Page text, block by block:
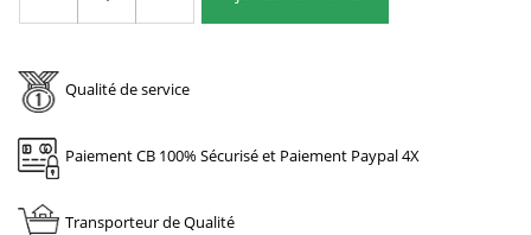
Qualité de service
Paiement CB 100% Sécurisé et Paiement Paypal 4X
Transporteur de Qualité